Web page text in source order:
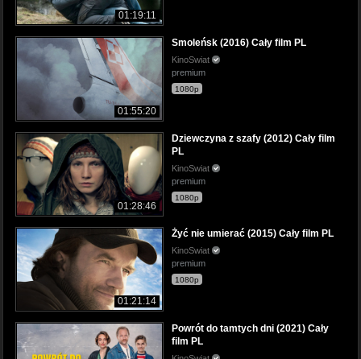
01:19:11
01:55:20
Smoleńsk (2016) Cały film PL
KinoSwiat
premium
1080p
01:28:46
Dziewczyna z szafy (2012) Cały film
PL
KinoSwiat
premium
1080p
01:21:14
Żyć nie umierać (2015) Cały film PL
KinoSwiat
premium
1080p
Powrót do tamtych dni (2021) Cały
film PL